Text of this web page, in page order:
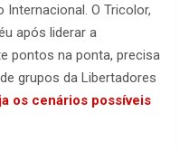
O Tricolor,
após liderar a
pontos na ponta, precisa
grupos da Libertadores
os cenários possíveis